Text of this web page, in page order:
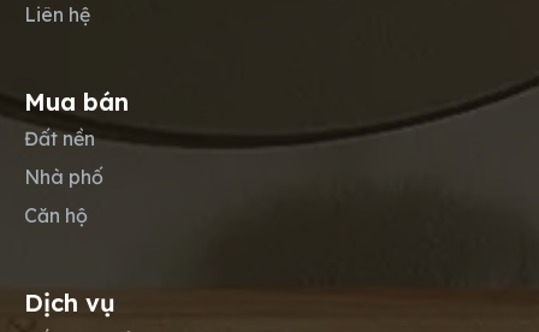
Liên hệ
Mua bán
Đất nền
Nhà phố
Căn hộ
Dịch vụ